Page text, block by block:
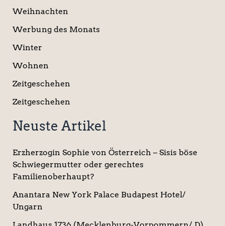
Weihnachten
Werbung des Monats
Winter
Wohnen
Zeitgeschehen
Zeitgeschehen
Neuste Artikel
Erzherzogin Sophie von Österreich – Sisis böse
Schwiegermutter oder gerechtes
Familienoberhaupt?
Anantara New York Palace Budapest Hotel/
Ungarn